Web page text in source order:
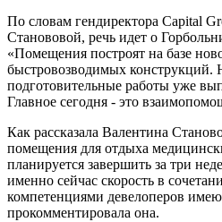
По словам гендиректора Capital
Станововой, речь идет о
«Помещения построят на базе
быстровозводимых конструкций.
подготовительные работы уже
Главное сегодня - это
Как рассказала Валентина
помещения для отдыха
планируется завершить за три
именно сейчас скорость в
компетенциями девелоперов
прокомментировала она.